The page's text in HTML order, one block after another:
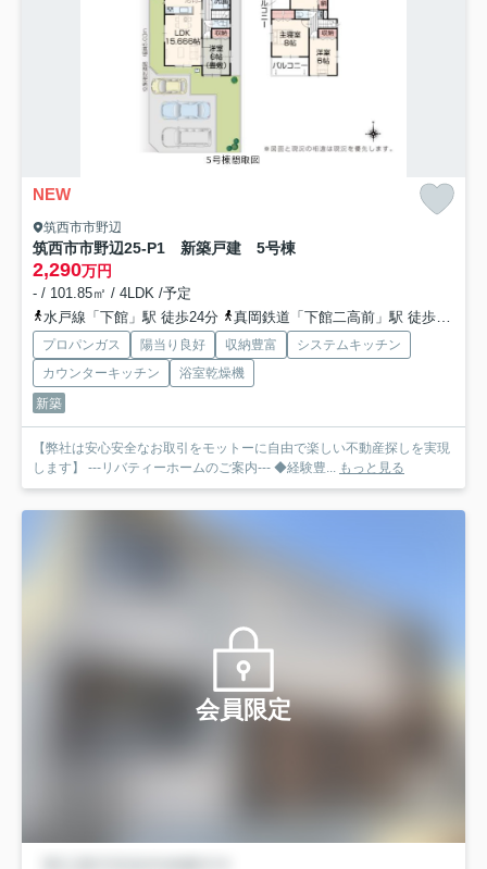
NEW
筑西市市野辺
筑西市市野辺25-P1 新築戸建 5号棟
2,290万円
- / 101.85㎡ / 4LDK /予定
水戸線「下館」駅 徒歩24分
真岡鉄道「下館二高前」駅 徒歩29分
プロパンガス 陽当り良好 収納豊富
システムキッチン
カウンターキッチン
浴室乾燥機
新築
【弊社は安心安全なお取引をモットーに自由で楽しい不動産探しを実現
します】 ---リバティーホームのご案内--- ◆経験豊... もっと見る
会員限定